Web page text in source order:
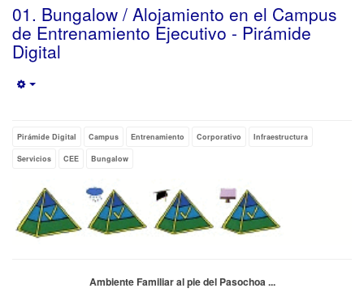
01. Bungalow / Alojamiento en el Campus
de Entrenamiento Ejecutivo - Pirámide
Digital
Pirámide Digital Campus Entrenamiento Corporativo Infraestructura
Servicios CEE Bungalow
Ambiente Familiar al pie del Pasochoa ...